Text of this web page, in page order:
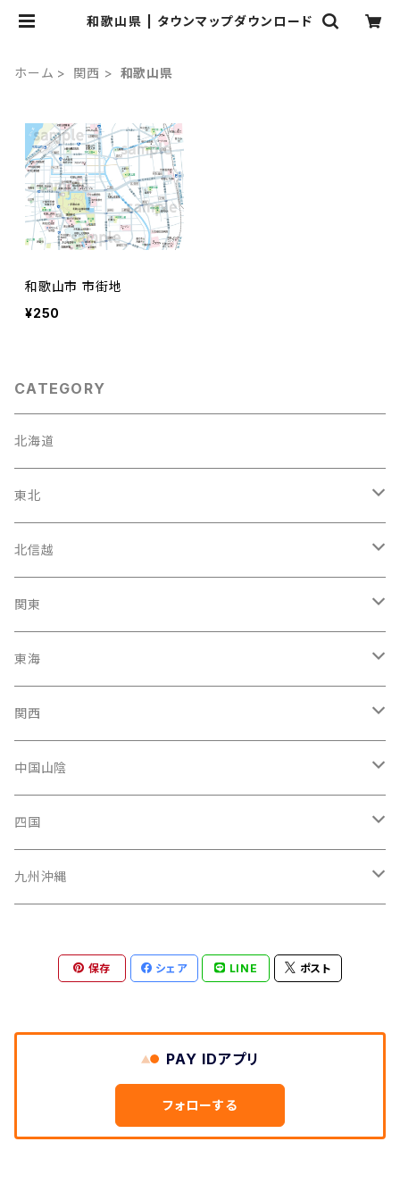
和歌山県 | タウンマップダウンロード
ホーム 関西 和歌山県
和歌山市 市街地
¥250
CATEGORY
北海道
東北
宮城県
岩手県
福島県
青森県
秋田県
山形県
北信越
石川県
富山駅
新潟県
長野県
福井県
関東
東京都
神奈川県
千葉県
埼玉県
茨城県
栃木県
東海
愛知県
静岡県
三重県
岐阜県
関西
大阪府
京都府
兵庫県
和歌山県
滋賀県
中国山陰
広島県
岡山県
島根県
四国
高知県
徳島県
九州沖縄
沖縄県
保存 シェア LINE ポスト
PAY IDアプリ
フォローする